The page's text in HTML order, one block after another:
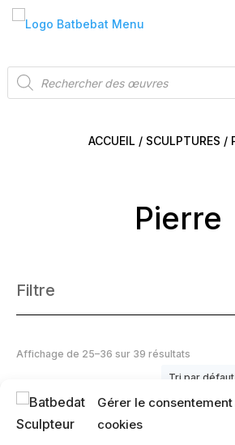
Gérer le consentement
cookies
Recherche
de
produits
ACCUEIL / SCULPTURES /
Pierre
Filtre
Affichage de 25–36 sur 39 résultats